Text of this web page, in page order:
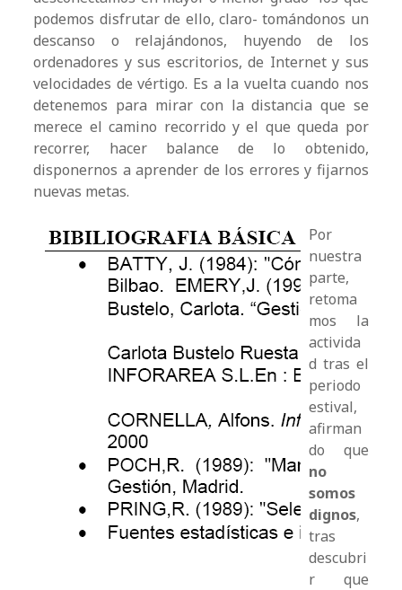
podemos disfrutar de ello, claro- tomándonos un
descanso o relajándonos, huyendo de los
ordenadores y sus escritorios, de Internet y sus
velocidades de vértigo. Es a la vuelta cuando nos
detenemos para mirar con la distancia que se
merece el camino recorrido y el que queda por
recorrer, hacer balance de lo obtenido,
disponernos a aprender de los errores y fijarnos
nuevas metas.
Por
nuestra
parte,
retoma
mos la
activida
d tras el
periodo
estival,
afirman
do que
no
somos
dignos,
tras
descubri
r que